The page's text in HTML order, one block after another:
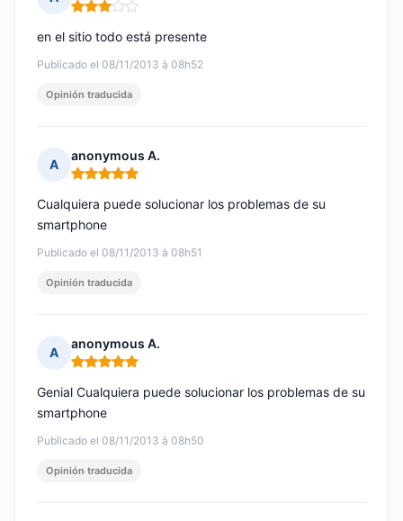
Nota: 3 de 5
Publicado el 08/11/2013 à 08h52
en el sitio todo está presente
Opinión traducida
A
anonymous A.
Nota: 5 de 5
Publicado el 08/11/2013 à 08h51
Cualquiera puede solucionar los problemas de su
smartphone
Opinión traducida
A
anonymous A.
Nota: 5 de 5
Publicado el 08/11/2013 à 08h50
Genial Cualquiera puede solucionar los problemas de su
smartphone
Opinión traducida